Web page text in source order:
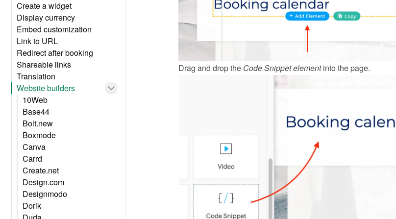
Create a widget
Display currency
Embed customization
Link to URL
Redirect after booking
Shareable links
Translation
Website builders
10Web
Base44
Bolt.new
Boxmode
Canva
Carrd
Create.net
Design.com
Designmodo
Dorik
Drag and drop the Code Snippetelement into the page.